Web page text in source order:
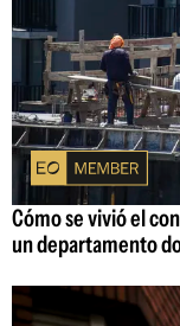
Cómo se vivió el
un departamento